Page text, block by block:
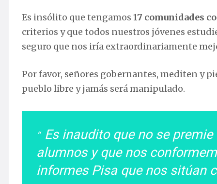
Es insólito que tengamos 17 comunidades
criterios y que todos nuestros jóvenes
seguro que nos iría extraordinariamente
Por favor, señores gobernantes, mediten y
pueblo libre y jamás será manipulado.
Es inaudito que no se
alumnos y que nos
informes Pisa que nos sitúan